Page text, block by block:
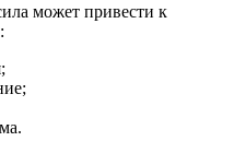
может привести к